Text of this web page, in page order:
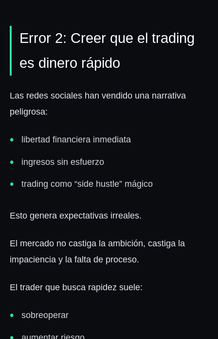
Error 2: Creer que el trading
es dinero rápido
Las redes sociales han vendido una narrativa
peligrosa:
libertad financiera inmediata
ingresos sin esfuerzo
trading como “side hustle” mágico
Esto genera expectativas irreales.
El mercado no castiga la ambición, castiga la
impaciencia y la falta de proceso.
El trader que busca rapidez suele:
sobreoperar